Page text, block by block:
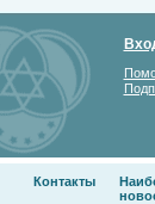
Контакты